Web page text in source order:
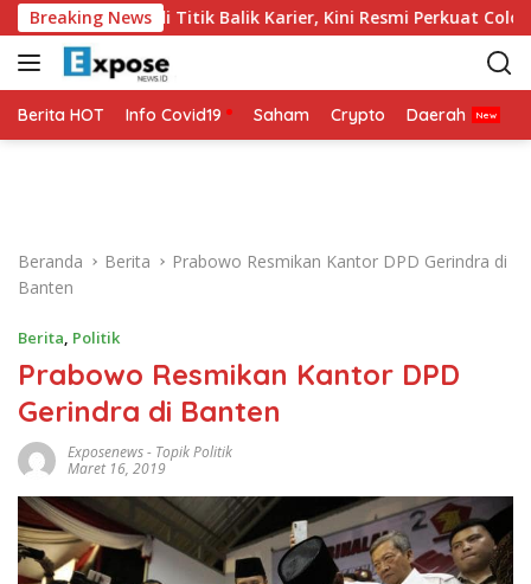
a
g
u
Breaking News
2026 Jadi Titik Balik Karier, Kini Resmi Perkuat Colo-Colo
Berita HOT Info Covid19 Saham Crypto Daerah
Beranda Berita
Prabowo Resmikan Kantor DPD Gerindra di
Banten
Berita, Politik
Prabowo Resmikan Kantor DPD
Gerindra di Banten
Exposenews- Topik Politik
Maret 16, 2019